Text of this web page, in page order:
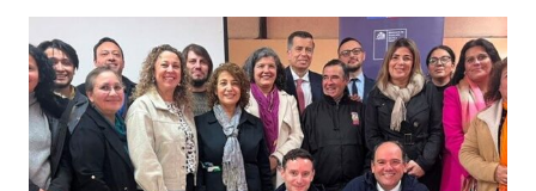
ser retiradas por cualquier persona que lo solicite. Si es
una persona natural se le entregará un máximo de dos
ejemplares y si es representante o integrante de una
organización con personalidad jurídica, podrá retirar hasta
30 ejemplares presentando algún documento que
demuestre la existencia de su agrupación.